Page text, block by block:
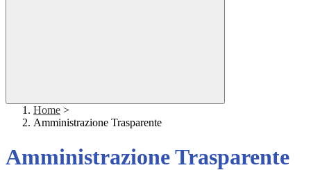
Home >
Amministrazione Trasparente
Amministrazione Trasparente